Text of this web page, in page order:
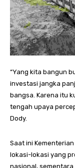
“Yang kita bangun
investasi jangka
bangsa. Karena itu
tengah upaya
Dody.
Saat ini
lokasi-lokasi yang
nasional,